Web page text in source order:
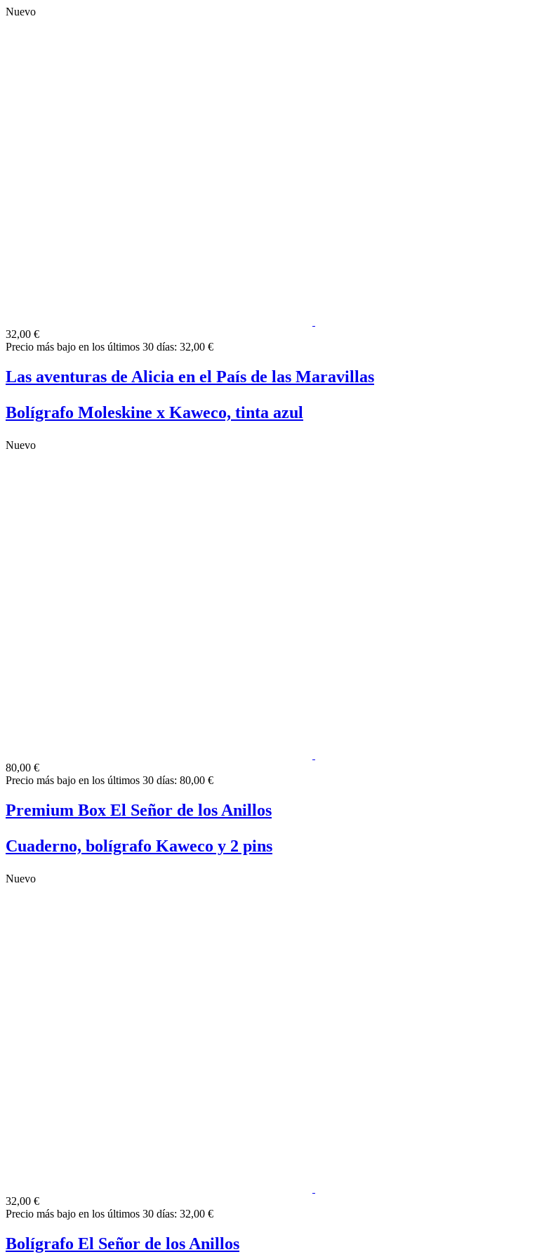
Nuevo
32,00 €
Precio más bajo en los últimos 30 días: 32,00 €
Las aventuras de Alicia en el País de las Maravillas
Bolígrafo Moleskine x Kaweco, tinta azul
Nuevo
80,00 €
Precio más bajo en los últimos 30 días: 80,00 €
Premium Box El Señor de los Anillos
Cuaderno, bolígrafo Kaweco y 2 pins
Nuevo
32,00 €
Precio más bajo en los últimos 30 días: 32,00 €
Bolígrafo El Señor de los Anillos